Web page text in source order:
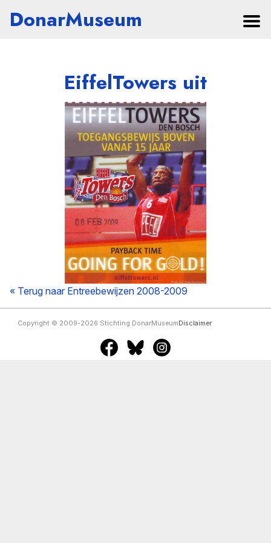
DonarMuseum
EiffelTowers uit
« Terug naar Entreebewijzen 2008-2009
Copyright © 2009-2026 Stichting DonarMuseum Disclaimer